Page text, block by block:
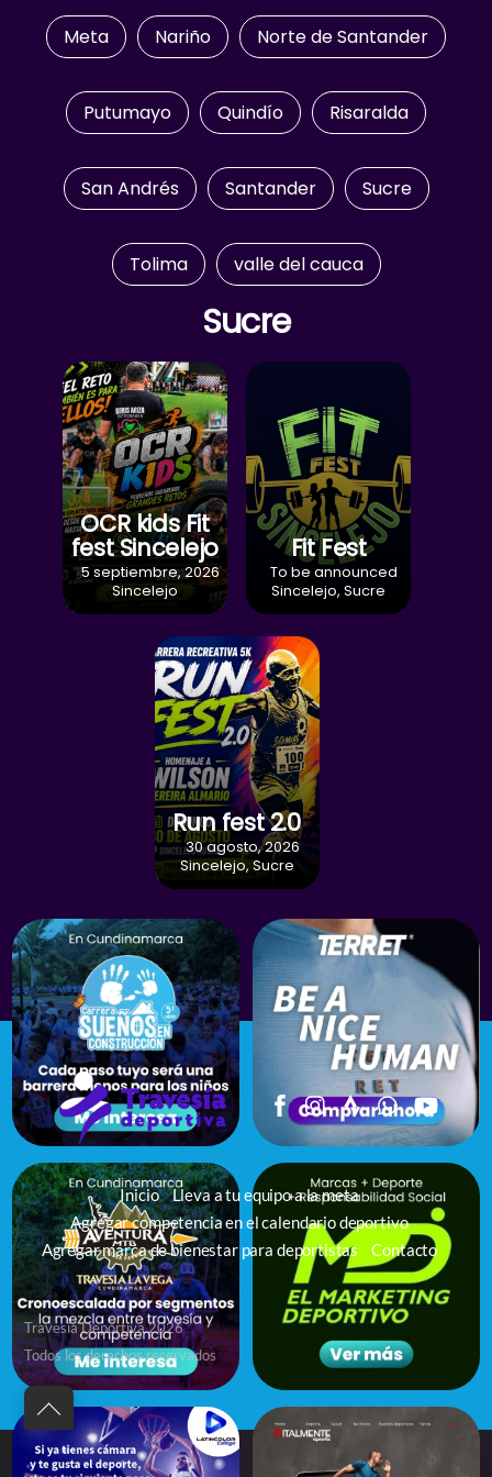
Meta Nariño Norte de Santander
Putumayo Quindío Risaralda
San Andrés Santander Sucre
Tolima valle del cauca
Sucre
OCR kids Fit
fest Sincelejo
5 septiembre, 2026
Sincelejo
Fit Fest
To be announced
Sincelejo, Sucre
Run fest 2.0
30 agosto, 2026
Sincelejo, Sucre
Inicio
Lleva a tu equipo a la meta
Agregar competencia en el calendario deportivo
Agregar marca de bienestar para deportistas
Contacto
Back
to
Travesía Deportiva 2026
Todos los derechos reservados